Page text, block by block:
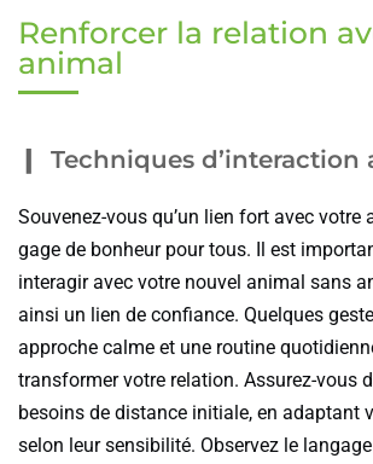
Renforcer la relation
animal
Techniques d’interaction
Souvenez-vous qu’un lien fort avec votre
gage de bonheur pour tous. Il est
interagir avec votre nouvel animal sans
ainsi un lien de confiance. Quelques
approche calme et une routine
transformer votre relation. Assurez-vous
besoins de distance initiale, en adaptant
selon leur sensibilité. Observez le